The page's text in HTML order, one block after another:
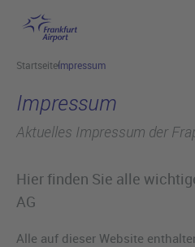
Hauptinhalt anspringen
StartseiteImpressum
Impressum
Aktuelles Impressum der
Hier finden Sie alle
AG
Alle auf dieser Website